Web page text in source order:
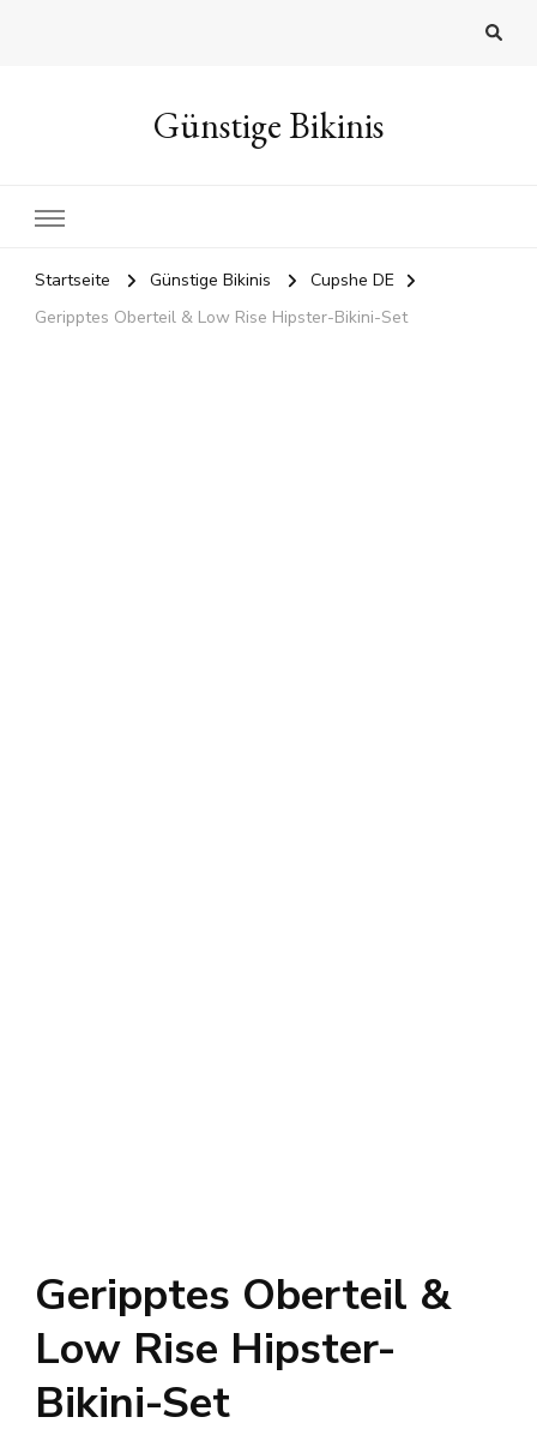
Günstige Bikinis
Startseite Günstige Bikinis
Cupshe DE
Geripptes Oberteil & Low Rise Hipster-Bikini-Set
Geripptes Oberteil &
Low Rise Hipster-
Bikini-Set